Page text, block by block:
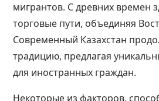
мигрантов. С древних времен
торговые пути, объединяя
Современный Казахстан
традицию, предлагая
для иностранных граждан.
Некоторые из факторов,